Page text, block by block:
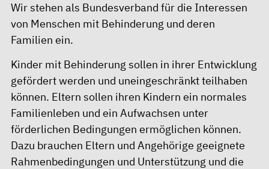
Wir stehen als Bundesverband für die Interessen
von Menschen mit Behinderung und deren
Familien ein.
Kinder mit Behinderung sollen in ihrer Entwicklung
gefördert werden und uneingeschränkt teilhaben
können. Eltern sollen ihren Kindern ein normales
Familienleben und ein Aufwachsen unter
förderlichen Bedingungen ermöglichen können.
Dazu brauchen Eltern und Angehörige geeignete
Rahmenbedingungen und Unterstützung und die